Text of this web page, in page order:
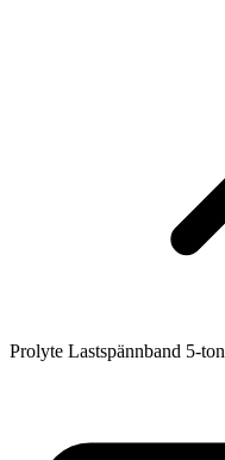
Prolyte Lastspännband 5-ton